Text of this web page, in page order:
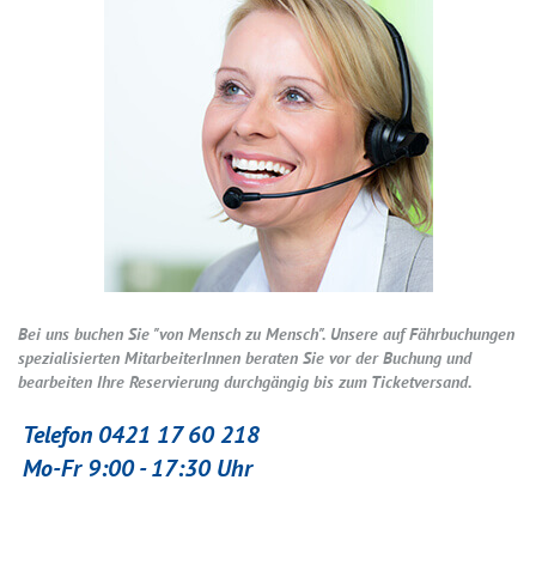
Bei uns buchen Sie "von Mensch zu Mensch". Unsere auf Fährbuchungen
spezialisierten MitarbeiterInnen beraten Sie vor der Buchung und
bearbeiten Ihre Reservierung durchgängig bis zum Ticketversand.
Telefon 0421 17 60 218
Mo-Fr 9:00 - 17:30 Uhr